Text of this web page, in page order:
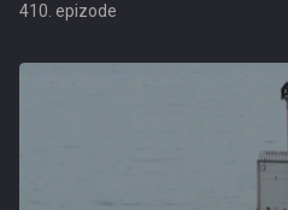
410. epizode